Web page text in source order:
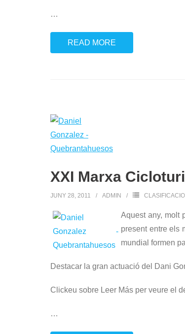
…
READ MORE
XXI Marxa
JUNY 28, 2011 ADMIN
Aquest any, molt
present entre els
mundial formen
Destacar la gran actuació del Dani
Clickeu sobre Leer Más per veure el
…